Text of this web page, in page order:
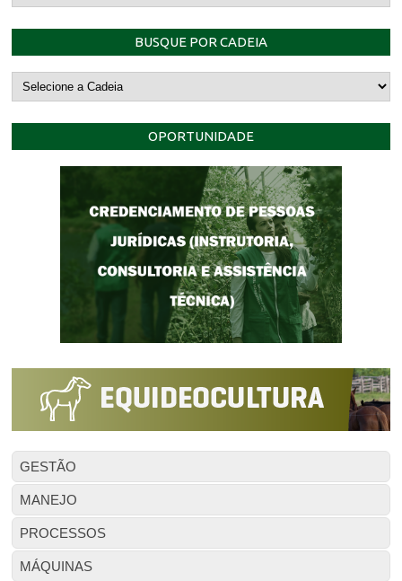
BUSQUE POR CADEIA
OPORTUNIDADE
GESTÃO
MANEJO
PROCESSOS
MÁQUINAS